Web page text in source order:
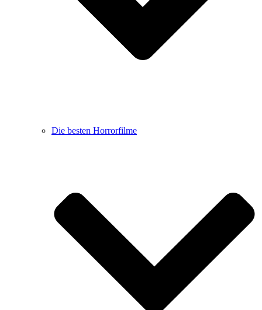
Die besten Horrorfilme